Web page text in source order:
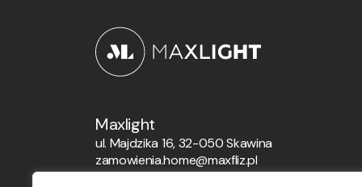
Maxlight
ul. Majdzika 16, 32-050 Skawina
zamowienia.home@maxfliz.pl
+48 12 21 12 164